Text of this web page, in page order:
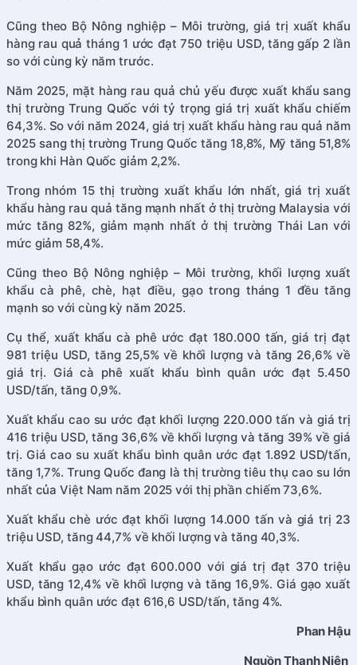
Cũng theo Bộ Nông nghiệp – Môi trường, giá trị xuất khẩu
hàng rau quả tháng 1 ước đạt 750 triệu USD, tăng gấp 2 lần
so với cùng kỳ năm trước.
Năm 2025, mặt hàng rau quả chủ yếu được xuất khẩu sang
thị trường Trung Quốc với tỷ trọng giá trị xuất khẩu chiếm
64,3%. So với năm 2024, giá trị xuất khẩu hàng rau quả năm
2025 sang thị trường Trung Quốc tăng 18,8%, Mỹ tăng 51,8%
trong khi Hàn Quốc giảm 2,2%.
Trong nhóm 15 thị trường xuất khẩu lớn nhất, giá trị xuất
khẩu hàng rau quả tăng mạnh nhất ở thị trường Malaysia với
mức tăng 82%, giảm mạnh nhất ở thị trường Thái Lan với
mức giảm 58,4%.
Cũng theo Bộ Nông nghiệp – Môi trường, khối lượng xuất
khẩu cà phê, chè, hạt điều, gạo trong tháng 1 đều tăng
mạnh so với cùng kỳ năm 2025.
Cụ thể, xuất khẩu cà phê ước đạt 180.000 tấn, giá trị đạt
981 triệu USD, tăng 25,5% về khối lượng và tăng 26,6% về
giá trị. Giá cà phê xuất khẩu bình quân ước đạt 5.450
USD/tấn, tăng 0,9%.
Xuất khẩu cao su ước đạt khối lượng 220.000 tấn và giá trị
416 triệu USD, tăng 36,6% về khối lượng và tăng 39% về giá
trị. Giá cao su xuất khẩu bình quân ước đạt 1.892 USD/tấn,
tăng 1,7%. Trung Quốc đang là thị trường tiêu thụ cao su lớn
nhất của Việt Nam năm 2025 với thị phần chiếm 73,6%.
Xuất khẩu chè ước đạt khối lượng 14.000 tấn và giá trị 23
triệu USD, tăng 44,7% về khối lượng và tăng 40,3%.
Xuất khẩu gạo ước đạt 600.000 với giá trị đạt 370 triệu
USD, tăng 12,4% về khối lượng và tăng 16,9%. Giá gạo xuất
khẩu bình quân ước đạt 616,6 USD/tấn, tăng 4%.
Phan Hậu
Nguồn Thanh Niên